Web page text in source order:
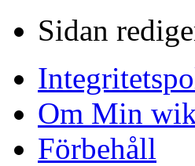
Sidan
Om Min
Förbehåll